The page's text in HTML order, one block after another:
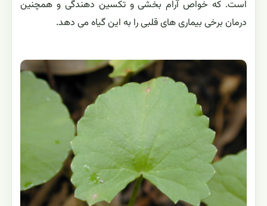
است. که خواص آرام بخشی و تکسین دهندگی و همچنین
درمان برخی بیماری های قلبی را به این گیاه می دهد.